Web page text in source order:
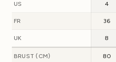
US 4
FR 36
UK 8
BRUST (CM) 80